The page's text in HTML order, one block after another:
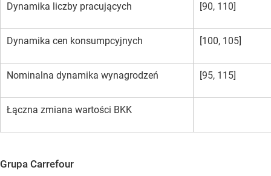
Dynamika liczby pracujących [90, 110]
Dynamika cen konsumpcyjnych [100, 105]
Nominalna dynamika wynagrodzeń [95, 115]
Łączna zmiana wartości BKK
Grupa Carrefour